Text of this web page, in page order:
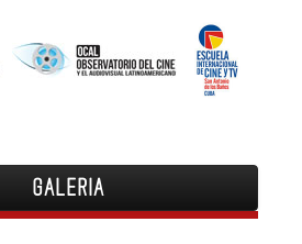
GALERIA